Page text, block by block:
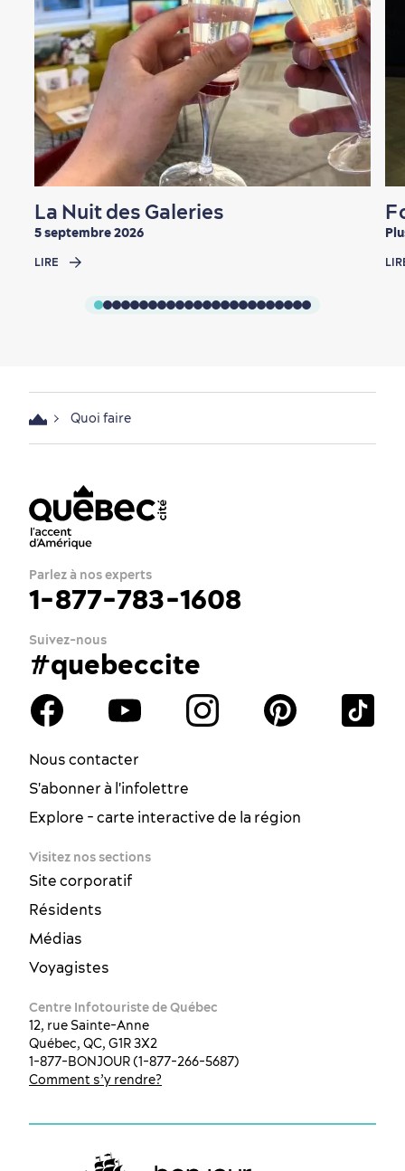
En famille
La Nuit des Galeries
5 septembre 2026
LIRE
Quoi faire
Parlez à nos experts
1-877-783-1608
Suivez-nous
#quebeccite
Nous contacter
S'abonner à l'infolettre
Explore - carte interactive de la région
Visitez nos sections
Site corporatif
Résidents
Médias
Voyagistes
Centre Infotouriste de Québec
12, rue Sainte-Anne
Québec, QC, G1R 3X2
1-877-BONJOUR (1-877-266-5687)
Comment s’y rendre?